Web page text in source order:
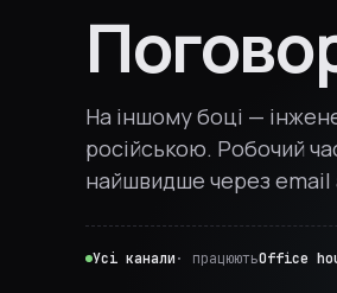
На іншому боці —
російською. Робочий
найшвидше через email
Усі канали · працюютьOffice